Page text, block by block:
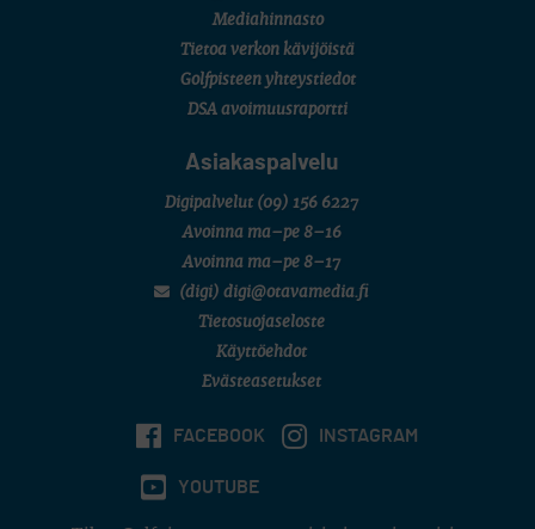
Mediahinnasto
Tietoa verkon kävijöistä
Golfpisteen yhteystiedot
DSA avoimuusraportti
Asiakaspalvelu
Digipalvelut (09) 156 6227
Avoinna ma–pe 8–16
Avoinna ma–pe 8–17
(digi) digi@otavamedia.fi
Tietosuojaseloste
Käyttöehdot
Evästeasetukset
FACEBOOK INSTAGRAM
YOUTUBE